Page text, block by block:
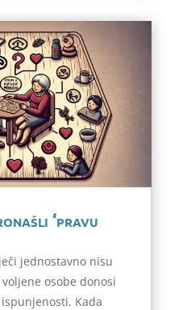
‘pravu
jednostavno nisu
osobe donosi
Kada